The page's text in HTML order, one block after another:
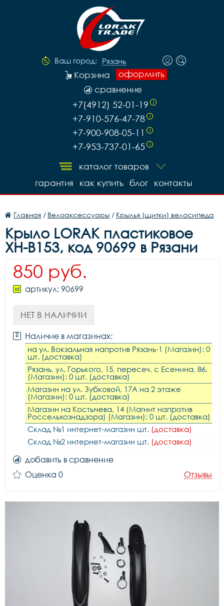
Ваш город: Рязань
оформить
Корзина
сравнение
+7(4912) 52-01-19 i
+7-910-576-47-78 i
+7-900-908-05-11 i
+7-953-737-01-65 i
каталог товаров
контакты
блог
как купить
гарантия
Главная / Велоаксессуары / Крылья (щитки) велосипеда
Крыло LORAK пластиковое
XH-B153, код 90699 в Рязани
850 руб.
артикул: 90699
НЕТ В НАЛИЧИИ
Наличие в магазинах:
на ул. Вокзальная напротив Рязань-1 (Магазин): 0
шт. (доставка)
Рязань, ул. Горького, 15, пересеч. с Есенина, 86.
(Магазин): 0 шт. (доставка)
Магазин на ул. Зубковой, 17А на 2 этаже
(Магазин): 0 шт. (доставка)
Магазин на Костычева, 14 (Магнит напротив
Россельхознадзора) (Магазин): 0 шт. (доставка)
Склад №1 интернет-магазин шт. (доставка)
Склад №2 интернет-магазин шт. (доставка)
добавить в сравнение
Оценка 0
Отзывы